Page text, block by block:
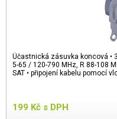
Účastnická zásuvka koncová •
5-65 / 120-790 MHz, R 88-108
SAT • připojení kabelu pomocí
199 Kč s DPH